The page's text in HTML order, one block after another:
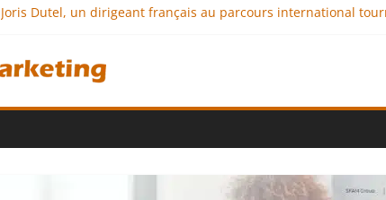
Joris Dutel, un dirigeant français au parcours international
JCA Academy : l’excellence au service de l’indépendance
Denis Bouclon : la diplomatie éducative comme moteur de